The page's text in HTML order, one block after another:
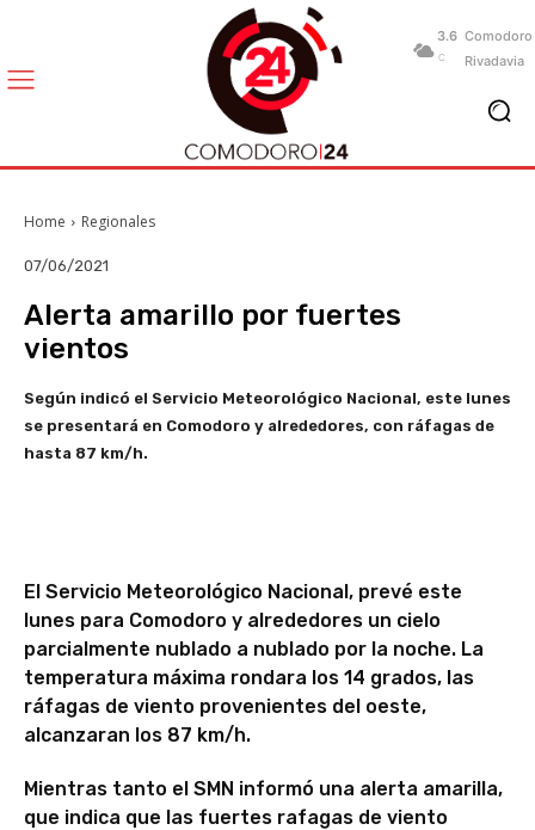
3.6
C
Comodoro
Rivadavia
Home Regionales
07/06/2021
Alerta amarillo por fuertes
vientos
Según indicó el Servicio Meteorológico Nacional, este lunes
se presentará en Comodoro y alrededores, con ráfagas de
hasta 87 km/h.
El Servicio Meteorológico Nacional, prevé este
lunes para Comodoro y alrededores un cielo
parcialmente nublado a nublado por la noche. La
temperatura máxima rondara los 14 grados, las
ráfagas de viento provenientes del oeste,
alcanzaran los 87 km/h.
Mientras tanto el SMN informó una alerta amarilla,
que indica que las fuertes rafagas de viento